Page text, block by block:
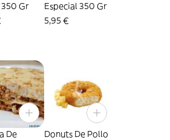
350 Gr
Especial 350 Gr
5,95 €
De
Donuts De Pollo